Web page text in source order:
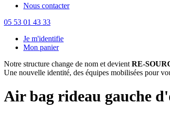
Nous contacter
05 53 01 43 33
Je m'identifie
Mon panier
Notre structure change de nom et devient RE-
Une nouvelle identité, des équipes mobilisées pour
Air bag rideau gauche